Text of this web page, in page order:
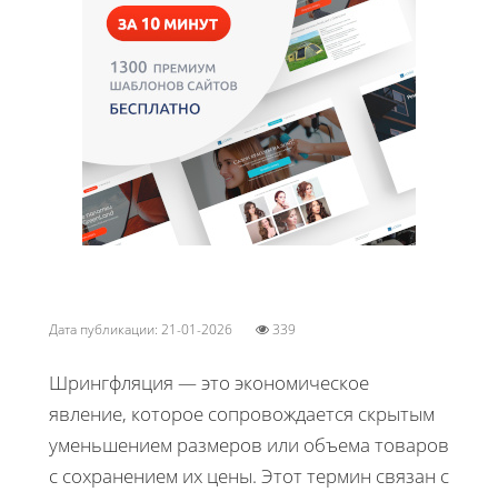
Дата публикации: 21-01-2026 339
Шрингфляция — это экономическое
явление, которое сопровождается скрытым
уменьшением размеров или объема товаров
с сохранением их цены. Этот термин связан с